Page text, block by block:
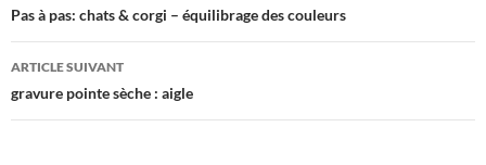
des
articles
Pas à pas: chats & corgi – équilibrage des couleurs
ARTICLE SUIVANT
gravure pointe sèche : aigle